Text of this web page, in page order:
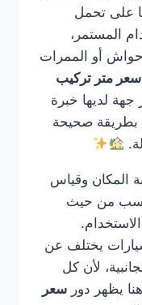
على تحمل
المستمر،
أو الممرات
سعر متر تركيب
جهة لديها خبرة
بطريقة صحيحة
المكان وقياس
من حيث
يختلف عن
لأن كل
يظهر دور سعر